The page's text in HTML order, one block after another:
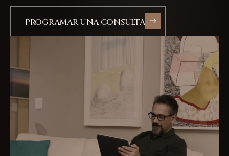
PROGRAMAR UNA CONSULTA